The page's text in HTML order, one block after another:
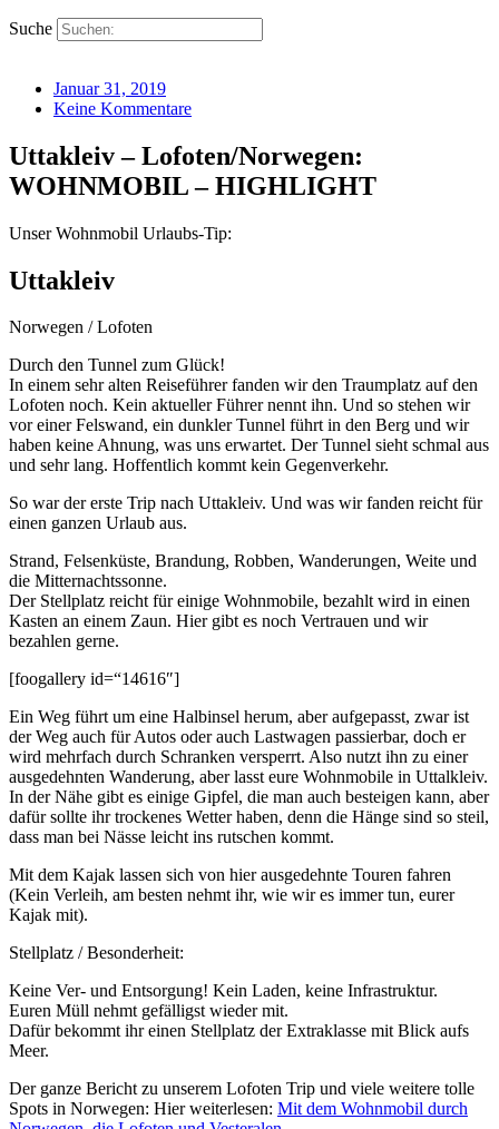
Suche
Januar 31, 2019
Keine Kommentare
Uttakleiv – Lofoten/Norwegen:
WOHNMOBIL – HIGHLIGHT
Unser Wohnmobil Urlaubs-Tip:
Uttakleiv
Norwegen / Lofoten
Durch den Tunnel zum Glück!
In einem sehr alten Reiseführer fanden wir den Traumplatz auf den
Lofoten noch. Kein aktueller Führer nennt ihn. Und so stehen wir
vor einer Felswand, ein dunkler Tunnel führt in den Berg und wir
haben keine Ahnung, was uns erwartet. Der Tunnel sieht schmal aus
und sehr lang. Hoffentlich kommt kein Gegenverkehr.
So war der erste Trip nach Uttakleiv. Und was wir fanden reicht für
einen ganzen Urlaub aus.
Strand, Felsenküste, Brandung, Robben, Wanderungen, Weite und
die Mitternachtssonne.
Der Stellplatz reicht für einige Wohnmobile, bezahlt wird in einen
Kasten an einem Zaun. Hier gibt es noch Vertrauen und wir
bezahlen gerne.
[foogallery id=“14616″]
Ein Weg führt um eine Halbinsel herum, aber aufgepasst, zwar ist
der Weg auch für Autos oder auch Lastwagen passierbar, doch er
wird mehrfach durch Schranken versperrt. Also nutzt ihn zu einer
ausgedehnten Wanderung, aber lasst eure Wohnmobile in Uttalkleiv.
In der Nähe gibt es einige Gipfel, die man auch besteigen kann, aber
dafür sollte ihr trockenes Wetter haben, denn die Hänge sind so steil,
dass man bei Nässe leicht ins rutschen kommt.
Mit dem Kajak lassen sich von hier ausgedehnte Touren fahren
(Kein Verleih, am besten nehmt ihr, wie wir es immer tun, eurer
Kajak mit).
Stellplatz / Besonderheit:
Keine Ver- und Entsorgung! Kein Laden, keine Infrastruktur.
Euren Müll nehmt gefälligst wieder mit.
Dafür bekommt ihr einen Stellplatz der Extraklasse mit Blick aufs
Meer.
Der ganze Bericht zu unserem Lofoten Trip und viele weitere tolle
Spots in Norwegen: Hier weiterlesen: Mit dem Wohnmobil durch